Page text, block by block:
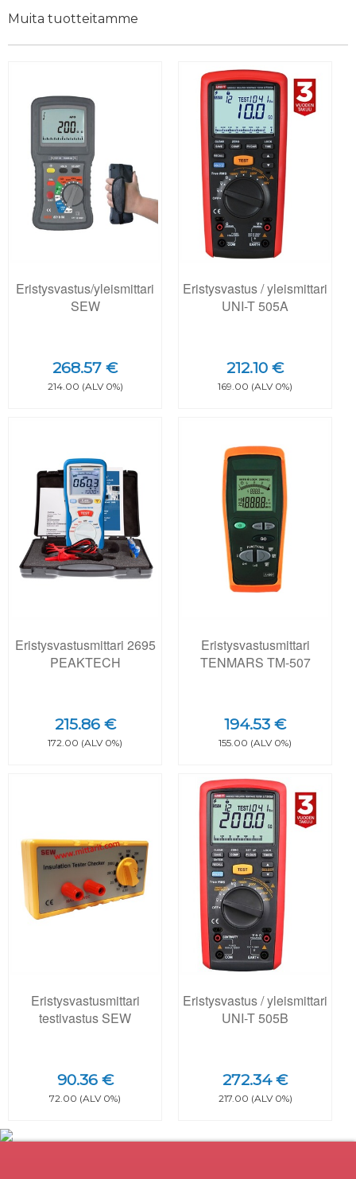
Muita tuotteitamme
Eristysvastus/yleismittari
SEW
268.57 €
214.00 (ALV 0%)
Eristysvastus / yleismittari
UNI-T 505A
212.10 €
169.00 (ALV 0%)
Eristysvastusmittari 2695
PEAKTECH
215.86 €
172.00 (ALV 0%)
Eristysvastusmittari
TENMARS TM-507
194.53 €
155.00 (ALV 0%)
Eristysvastusmittari
testivastus SEW
90.36 €
72.00 (ALV 0%)
Eristysvastus / yleismittari
UNI-T 505B
272.34 €
217.00 (ALV 0%)